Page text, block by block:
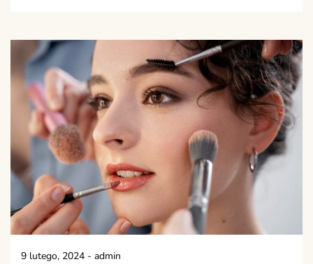
9 lutego, 2024 - admin